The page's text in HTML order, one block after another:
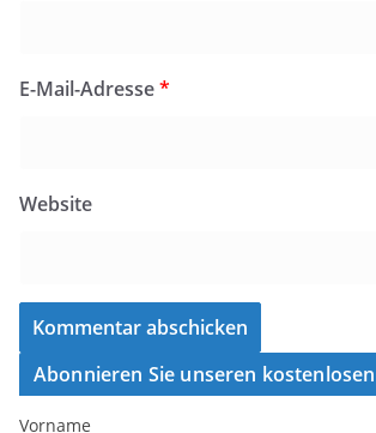
E-Mail-Adresse*
Website
Abonnieren Sie unseren
Vorname